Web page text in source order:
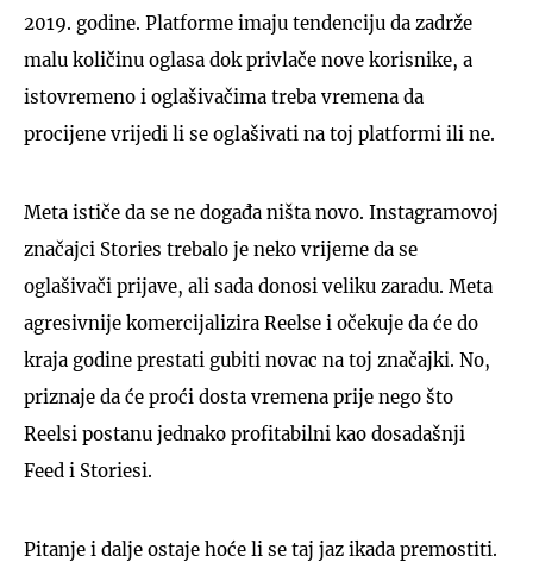
2019. godine. Platforme imaju tendenciju da zadrže
malu količinu oglasa dok privlače nove korisnike, a
istovremeno i oglašivačima treba vremena da
procijene vrijedi li se oglašivati na toj platformi ili ne.
Meta ističe da se ne događa ništa novo. Instagramovoj
značajci Stories trebalo je neko vrijeme da se
oglašivači prijave, ali sada donosi veliku zaradu. Meta
agresivnije komercijalizira Reelse i očekuje da će do
kraja godine prestati gubiti novac na toj značajki. No,
priznaje da će proći dosta vremena prije nego što
Reelsi postanu jednako profitabilni kao dosadašnji
Feed i Storiesi.
Pitanje i dalje ostaje hoće li se taj jaz ikada premostiti.